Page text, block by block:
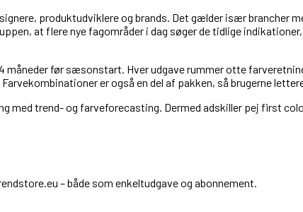
produktudviklere og brands. Det gælder især brancher
at flere nye fagområder i dag søger de tidlige
før sæsonstart. Hver udgave rummer otte
er også en del af pakken, så brugerne
med trend- og farveforecasting. Dermed adskiller pej first
– både som enkeltudgave og abonnement.